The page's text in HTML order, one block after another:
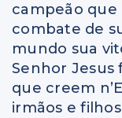
campeão que
combate de
mundo sua
Senhor Jesus
que creem
irmãos e